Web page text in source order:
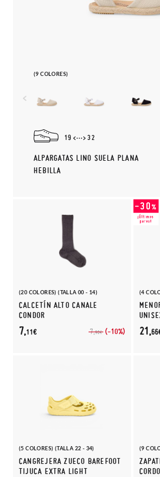
(9 COLORES)
19 32
ALPARGATAS LINO SUELA PLANA
HEBILLA
(20 COLORES) (TALLA 00 - 14)
CALCETÍN ALTO CANALE
CONDOR
7,90€ (-10%)
7,11€
(4
21,
(5 COLORES) (TALLA 22 - 34)
CANGREJERA ZUECO BAREFOOT
TIJUCA EXTRA LIGHT
(9